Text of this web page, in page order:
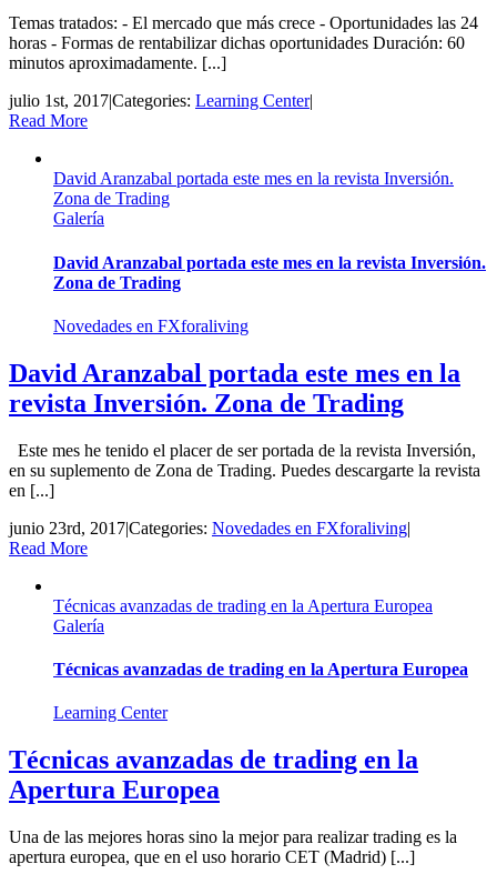
Temas tratados: - El mercado que más crece - Oportunidades las 24
horas - Formas de rentabilizar dichas oportunidades Duración: 60
minutos aproximadamente. [...]
julio 1st, 2017|Categories: Learning Center|
Read More
David Aranzabal portada este mes en la revista Inversión.
Zona de Trading
Galería
David Aranzabal portada este mes en la revista Inversión.
Zona de Trading
Novedades en FXforaliving
David Aranzabal portada este mes en la
revista Inversión. Zona de Trading
Este mes he tenido el placer de ser portada de la revista Inversión,
en su suplemento de Zona de Trading. Puedes descargarte la revista
en [...]
junio 23rd, 2017|Categories: Novedades en FXforaliving|
Read More
Técnicas avanzadas de trading en la Apertura Europea
Galería
Técnicas avanzadas de trading en la Apertura Europea
Learning Center
Técnicas avanzadas de trading en la
Apertura Europea
Una de las mejores horas sino la mejor para realizar trading es la
apertura europea, que en el uso horario CET (Madrid) [...]